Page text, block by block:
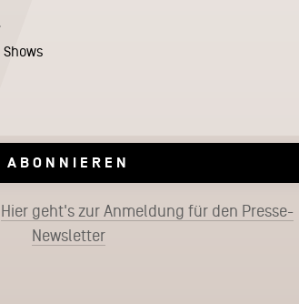
ABONNIEREN
Hier geht's zur Anmeldung für den Presse-
Newsletter